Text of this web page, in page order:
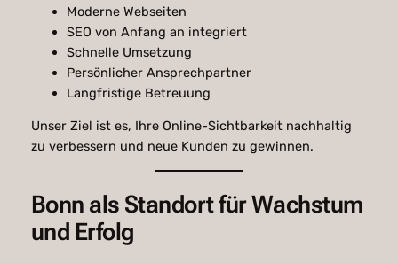
Moderne Webseiten
SEO von Anfang an integriert
Schnelle Umsetzung
Persönlicher Ansprechpartner
Langfristige Betreuung
Unser Ziel ist es, Ihre Online-Sichtbarkeit nachhaltig
zu verbessern und neue Kunden zu gewinnen.
Bonn als Standort für Wachstum
und Erfolg